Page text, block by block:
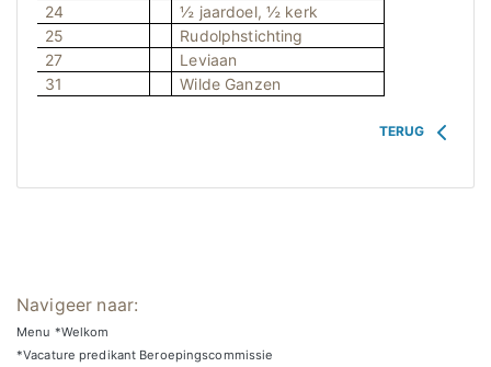
24
½ jaardoel, ½ kerk
25
Rudolphstichting
27
Leviaan
31
Wilde Ganzen
TERUG
Navigeer naar:
Menu *Welkom
*Vacature predikant Beroepingscommissie